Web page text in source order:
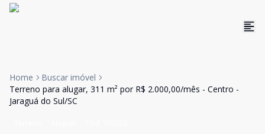
Home
Buscar imóvel
Terreno para alugar, 311 m² por R$ 2.000,00/mês - Centro -
Jaraguá do Sul/SC